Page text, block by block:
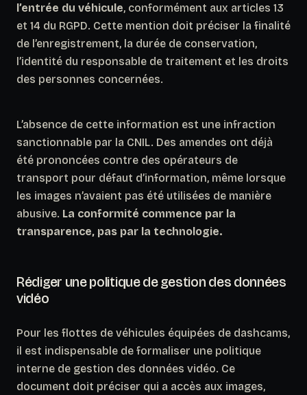
l’entrée du véhicule, conformément aux articles 13
et 14 du RGPD. Cette mention doit préciser la finalité
de l’enregistrement, la durée de conservation,
l’identité du responsable de traitement et les droits
des personnes concernées.
L’absence de cette information est une infraction
sanctionnable par la CNIL. Des amendes ont déjà
été prononcées contre des opérateurs de
transport pour défaut d’information, même lorsque
les images n’avaient pas été utilisées de manière
abusive. La conformité commence par la
transparence, pas par la technologie.
Rédiger une politique de gestion des données
vidéo
Pour les flottes de véhicules équipées de dashcams,
il est indispensable de formaliser une politique
interne de gestion des données vidéo. Ce
document doit préciser qui a accès aux images,